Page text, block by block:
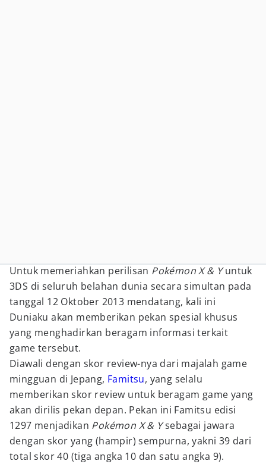
Untuk memeriahkan perilisan Pokémon X & Yuntuk
3DS di seluruh belahan dunia secara simultan pada
tanggal 12 Oktober 2013 mendatang, kali ini
Duniaku akan memberikan pekan spesial khusus
yang menghadirkan beragam informasi terkait
game tersebut.
Diawali dengan skor review-nya dari majalah game
mingguan di Jepang, Famitsu, yang selalu
memberikan skor review untuk beragam game yang
akan dirilis pekan depan. Pekan ini Famitsu edisi
1297 menjadikan Pokémon X & Ysebagai jawara
dengan skor yang (hampir) sempurna, yakni 39 dari
total skor 40 (tiga angka 10 dan satu angka 9).